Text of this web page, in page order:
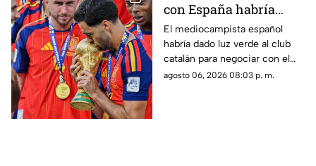
con España habría
rechazado al Real
Madrid para fichar con
el Barcelona
El mediocampista español
habría dado luz verde al club
catalán para negociar con el
Manchester City, mientras el
agosto 06, 2026 08:03 p. m.